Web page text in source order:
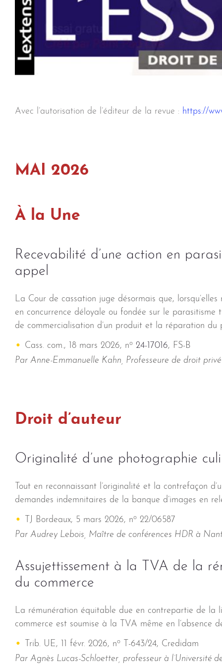
Avec l’autorisation de l’éditeur de la revue : https://
MAI 2026
À la Une
Recevabilité d’une action en
appel
La Cour de cassation juge désormais que,
en concurrence déloyale ou fondée sur le
de commercialisation d’un produit et la réparation du
Cass. com., 18 mars 2026, no 24-17016, FS-B
Par Anne-Emmanuelle Kahn, Professeure de droit
Droit d’auteur
Originalité d’une photographie
Tout en reconnaissant l’originalité et la contrefaçon
demandes indemnitaires de la banque d’images en
TJ Bordeaux, 5 mars 2026, no 22/06587
Par Audrey Lebois, Maître de conférences HDR à
Assujettissement à la TVA de la
du commerce
La rémunération équitable due en contrepartie de la
commerce est soumise à la TVA même en l’absence
Trib. UE, 11 févr. 2026, no
T-643/24, Credidam
Par Agnès Lucas-Schloetter, professeur à l’Université